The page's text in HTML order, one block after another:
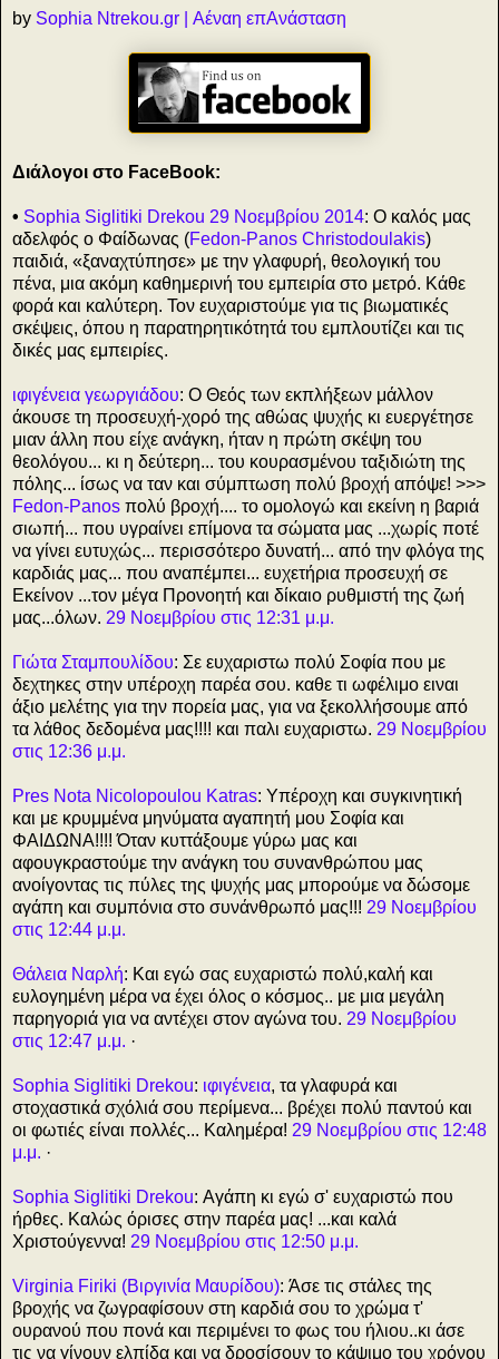
by Sophia Ntrekou.gr | Αέναη επΑνάσταση
Διάλογοι στο FaceBook:
• Sophia Siglitiki Drekou 29 Νοεμβρίου 2014: Ο καλός μας
αδελφός ο Φαίδωνας (Fedon-Panos Christodoulakis)
παιδιά, «ξαναχτύπησε» με την γλαφυρή, θεολογική του
πένα, μια ακόμη καθημερινή του εμπειρία στο μετρό. Κάθε
φορά και καλύτερη. Τον ευχαριστούμε για τις βιωματικές
σκέψεις, όπου η παρατηρητικότητά του εμπλουτίζει και τις
δικές μας εμπειρίες.
ιφιγένεια γεωργιάδου: Ο Θεός των εκπλήξεων μάλλον
άκουσε τη προσευχή-χορό της αθώας ψυχής κι ευεργέτησε
μιαν άλλη που είχε ανάγκη, ήταν η πρώτη σκέψη του
θεολόγου... κι η δεύτερη... του κουρασμένου ταξιδιώτη της
πόλης... ίσως να ταν και σύμπτωση πολύ βροχή απόψε! >>>
Fedon-Panos πολύ βροχή.... το ομολογώ και εκείνη η βαριά
σιωπή... που υγραίνει επίμονα τα σώματα μας ...χωρίς ποτέ
να γίνει ευτυχώς... περισσότερο δυνατή... από την φλόγα της
καρδιάς μας... που αναπέμπει... ευχετήρια προσευχή σε
Εκείνον ...τον μέγα Προνοητή και δίκαιο ρυθμιστή της ζωή
μας...όλων. 29 Νοεμβρίου στις 12:31 μ.μ.
Γιώτα Σταμπουλίδου: Σε ευχαριστω πολύ Σοφία που με
δεχτηκες στην υπέροχη παρέα σου. καθε τι ωφέλιμο ειναι
άξιο μελέτης για την πορεία μας, για να ξεκολλήσουμε από
τα λάθος δεδομένα μας!!!! και παλι ευχαριστω. 29 Νοεμβρίου
στις 12:36 μ.μ.
Pres Nota Nicolopoulou Katras: Υπέροχη και συγκινητική
και με κρυμμένα μηνύματα αγαπητή μου Σοφία και
ΦΑΙΔΩΝΑ!!!! Όταν κυττάξουμε γύρω μας και
αφουγκραστούμε την ανάγκη του συνανθρώπου μας
ανοίγοντας τις πύλες της ψυχής μας μπορούμε να δώσομε
αγάπη και συμπόνια στο συνάνθρωπό μας!!! 29 Νοεμβρίου
στις 12:44 μ.μ.
Θάλεια Ναρλή: Και εγώ σας ευχαριστώ πολύ,καλή και
ευλογημένη μέρα να έχει όλος ο κόσμος.. με μια μεγάλη
παρηγοριά για να αντέχει στον αγώνα του. 29 Νοεμβρίου
στις 12:47 μ.μ. ·
Sophia Siglitiki Drekou: ιφιγένεια, τα γλαφυρά και
στοχαστικά σχόλιά σου περίμενα... βρέχει πολύ παντού και
οι φωτιές είναι πολλές... Καλημέρα! 29 Νοεμβρίου στις 12:48
μ.μ. ·
Sophia Siglitiki Drekou: Αγάπη κι εγώ σ' ευχαριστώ που
ήρθες. Καλώς όρισες στην παρέα μας! ...και καλά
Χριστούγεννα! 29 Νοεμβρίου στις 12:50 μ.μ.
Virginia Firiki (Βιργινία Μαυρίδου): Άσε τις στάλες της
βροχής να ζωγραφίσουν στη καρδιά σου το χρώμα τ'
ουρανού που πονά και περιμένει το φως του ήλιου..κι άσε
τις να γίνουν ελπίδα και να δροσίσουν το κάψιμο του χρόνου